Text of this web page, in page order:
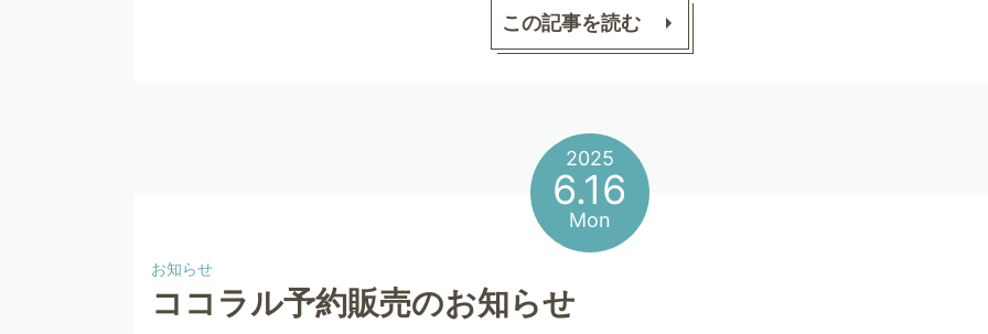
この記事を読む
2025
6.16
Mon
お知らせ
ココラル予約販売のお知らせ